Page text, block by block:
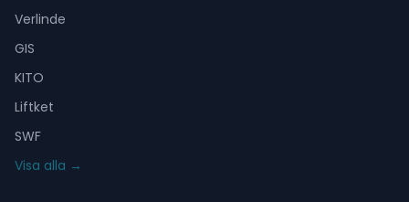
Verlinde
GIS
KITO
Liftket
SWF
Visa alla →